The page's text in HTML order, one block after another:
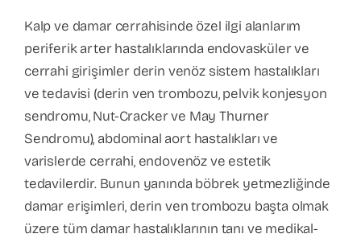
Kalp ve damar cerrahisinde özel ilgi alanlarım
periferik arter hastalıklarında endovasküler ve
cerrahi girişimler derin venöz sistem hastalıkları
ve tedavisi (derin ven trombozu, pelvik konjesyon
sendromu, Nut-Cracker ve May Thurner
Sendromu), abdominal aort hastalıkları ve
varislerde cerrahi, endovenöz ve estetik
tedavilerdir. Bunun yanında böbrek yetmezliğinde
damar erişimleri, derin ven trombozu başta olmak
üzere tüm damar hastalıklarının tanı ve medikal-